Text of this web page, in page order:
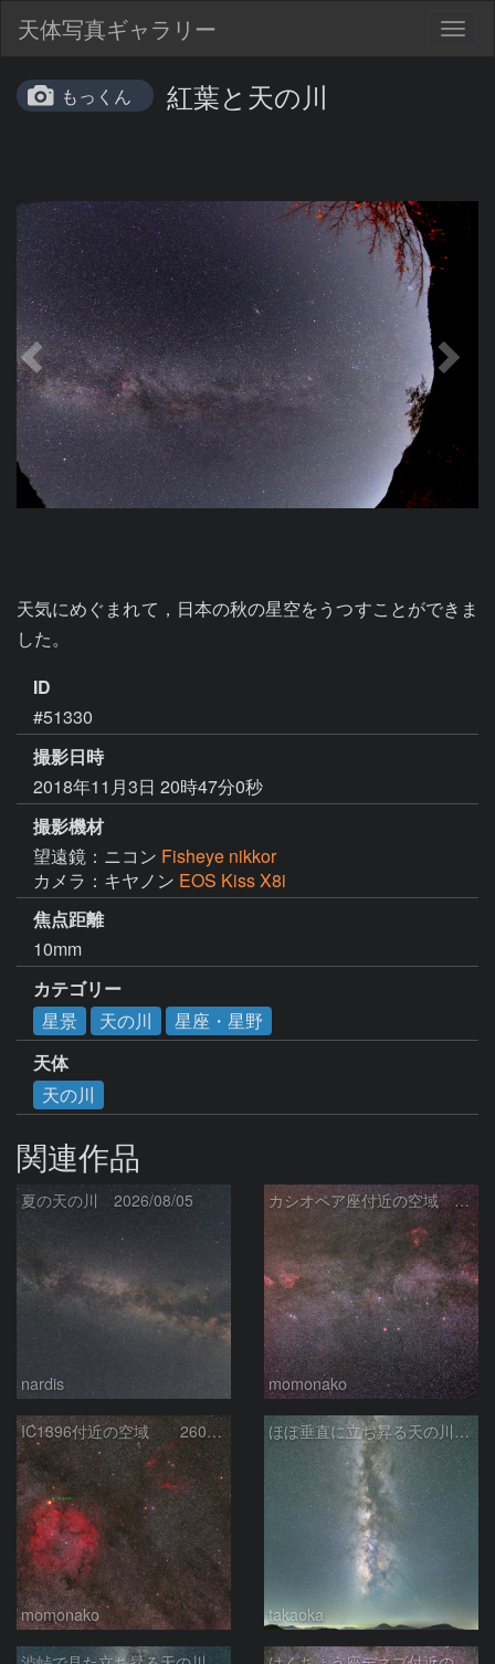
天体写真ギャラリー
もっくん 紅葉と天の川
天気にめぐまれて，日本の秋の星空をうつすことができま
した。
ID
#51330
撮影日時
2018年11月3日 20時47分0秒
撮影機材
望遠鏡：ニコン Fisheye nikkor
カメラ：キヤノン EOS Kiss X8i
焦点距離
10mm
カテゴリー
星景
天の川
星座・星野
天体
天の川
関連作品
夏の天の川 2026/08/05
nardis
カシオペア座付近の空域 260720
momonako
IC1396付近の空域 260720
momonako
ほぼ垂直に立ち昇る天の川銀河
takaoka